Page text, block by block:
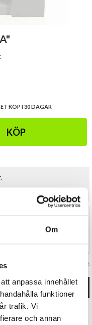
Om
anpassa innehållet
funktioner
trafik. Vi
och annan
KÖP I 30 DAGAR
KÖP
Art. nr 145128